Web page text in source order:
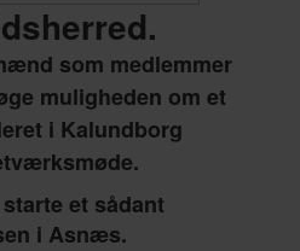
som medlemmer
muligheden om et
i Kalundborg
et sådant
i Asnæs.